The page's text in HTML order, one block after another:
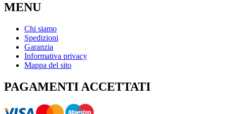
MENU
Chi siamo
Spedizioni
Garanzia
Informativa privacy
Mappa del sito
PAGAMENTI ACCETTATI